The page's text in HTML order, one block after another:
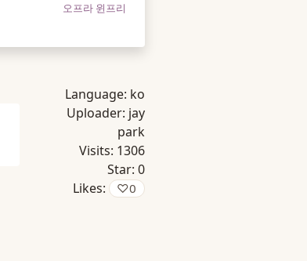
오프라 윈프리
Language: ko
Uploader: jay
park
Visits: 1306
Star: 0
Likes:
♡0